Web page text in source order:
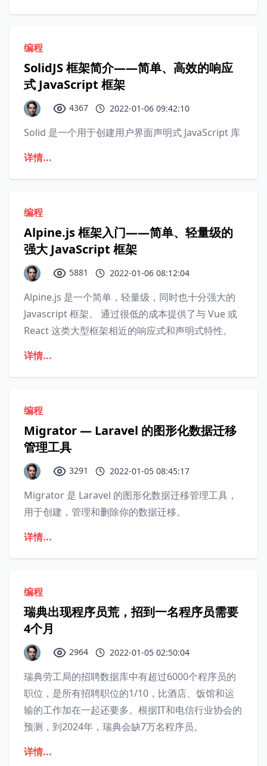
编程
SolidJS 框架简介——简单、高效的响应
式 JavaScript 框架
4367 2022-01-06 09:42:10
Solid 是一个用于创建用户界面声明式 JavaScript 库
详情...
编程
Alpine.js 框架入门——简单、轻量级的
强大 JavaScript 框架
5881 2022-01-06 08:12:04
Alpine.js 是一个简单，轻量级，同时也十分强大的
Javascript 框架。 通过很低的成本提供了与 Vue 或
React 这类大型框架相近的响应式和声明式特性。
详情...
编程
Migrator — Laravel 的图形化数据迁移
管理工具
3291 2022-01-05 08:45:17
Migrator 是 Laravel 的图形化数据迁移管理工具，
用于创建，管理和删除你的数据迁移。
详情...
编程
瑞典出现程序员荒，招到一名程序员需要
4个月
2964 2022-01-05 02:50:04
瑞典劳工局的招聘数据库中有超过6000个程序员的
职位，是所有招聘职位的1/10，比酒店、饭馆和运
输的工作加在一起还要多。根据IT和电信行业协会的
预测，到2024年，瑞典会缺7万名程序员。
详情...